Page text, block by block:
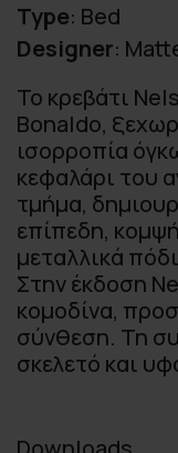
Type: Bed
Designer:
Το κρεβάτι
Bonaldo,
ισορροπία
κεφαλάρι του
τμήμα,
επίπεδη,
μεταλλικά
Στην έκδοση
κομοδίνα,
σύνθεση. Τη
σκελετό και